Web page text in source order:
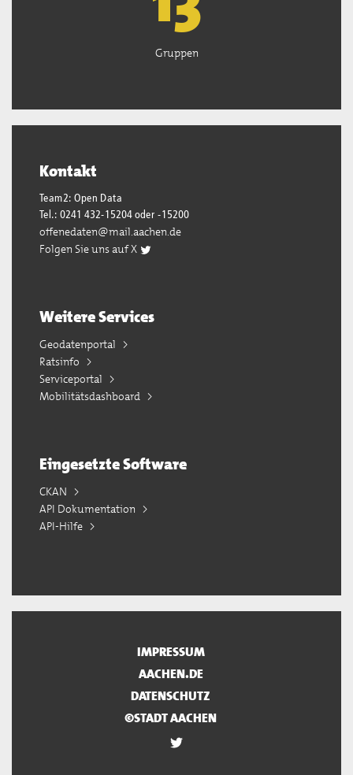
Gruppen
Kontakt
Team2: Open Data
Tel.: 0241 432-15204 oder -15200
offenedaten@mail.aachen.de
Folgen Sie uns auf X
Weitere Services
Geodatenportal
Ratsinfo
Serviceportal
Mobilitätsdashboard
Eingesetzte Software
CKAN
API Dokumentation
API-Hilfe
IMPRESSUM
AACHEN.DE
DATENSCHUTZ
©STADT AACHEN